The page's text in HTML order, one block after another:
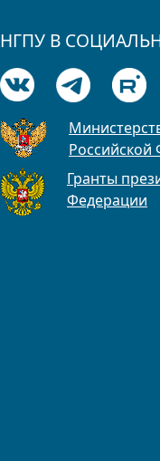
НГПУ В
Российской
Гранты
Федерации